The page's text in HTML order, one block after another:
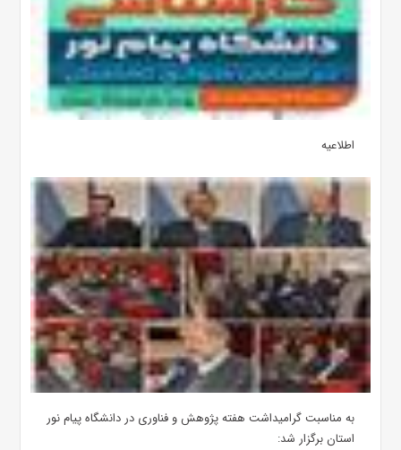
اطلاعیه
به مناسبت گرامیداشت هفته پژوهش و فناوری در دانشگاه پیام نور
استان برگزار شد: